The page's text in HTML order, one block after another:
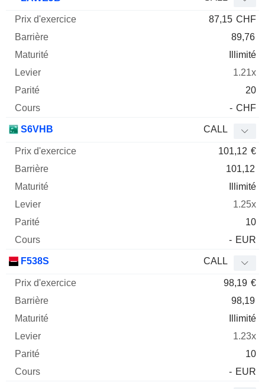
87,15 CHF
89,76
Illimité
1.21x
20
- CHF
S6VHB CALL
101,12 €
101,12
Illimité
1.25x
10
- EUR
F538S CALL
98,19 €
98,19
Illimité
1.23x
10
- EUR